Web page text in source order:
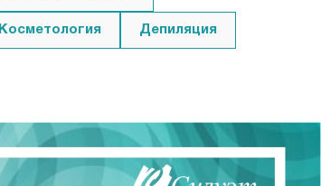
Косметология Депиляция